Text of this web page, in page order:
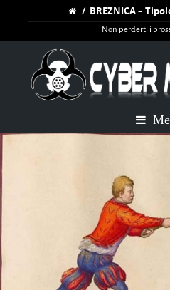
/ BREZNICA –
Non perderti i